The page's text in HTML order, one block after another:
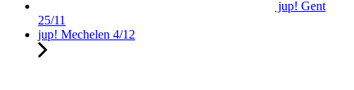
jup! Gent
25/11
jup! Mechelen 4/12